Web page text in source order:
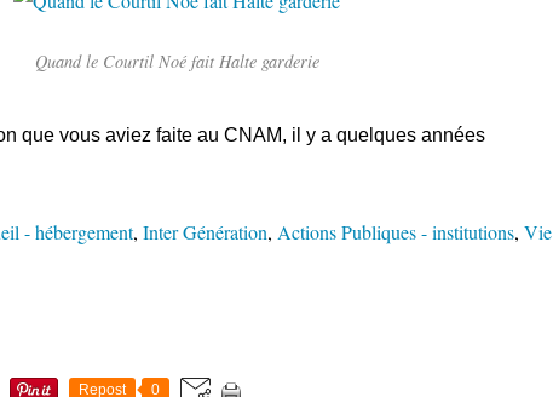
Quand le Courtil Noé fait Halte garderie
que vous aviez faite au CNAM, il y a quelques années
- hébergement, Inter Génération, Actions Publiques - institutions, Vie
Repost 0